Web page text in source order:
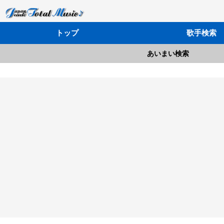
トップ 歌手検索
あいまい検索